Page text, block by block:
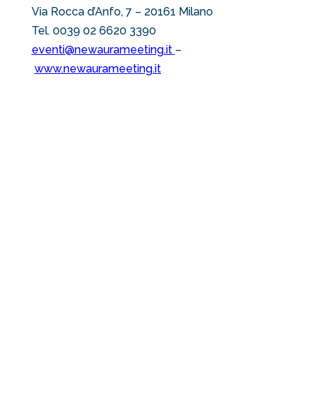
Via Rocca d’Anfo, 7 – 20161 Milano
Tel. 0039 02 6620 3390
eventi@newaurameeting.it –
www.newaurameeting.it